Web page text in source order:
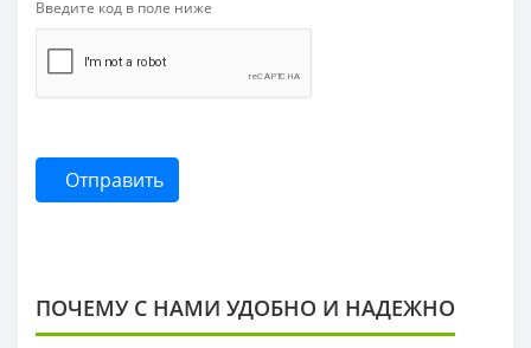
Введите код в поле ниже
Отправить
ПОЧЕМУ С НАМИ УДОБНО И НАДЕЖНО